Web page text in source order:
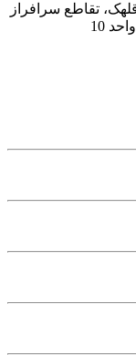
تقاطع سرافراز
10